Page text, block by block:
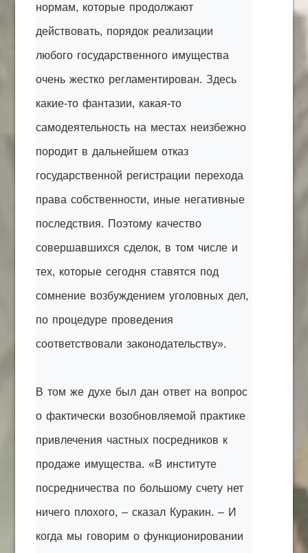
нормам, которые продолжают
действовать, порядок реализации
любого государственного имущества
очень жестко регламентирован. Здесь
какие-то фантазии, какая-то
самодеятельность на местах неизбежно
породит в дальнейшем отказ
государственной регистрации перехода
права собственности, иные негативные
последствия. Поэтому качество
совершавшихся сделок, в том числе и
тех, которые сегодня ставятся под
сомнение возбуждением уголовных дел,
по процедуре проведения
соответствовали законодательству».
В том же духе был дан ответ на вопрос
о фактически возобновляемой практике
привлечения частных посредников к
продаже имущества. «В институте
посредничества по большому счету нет
ничего плохого, – сказал Куракин. – И
когда мы говорим о функционировании